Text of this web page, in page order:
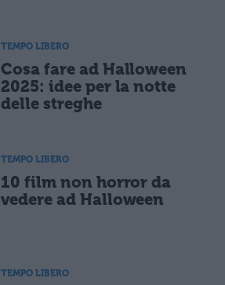
TEMPO LIBERO
Cosa fare ad Halloween
2025: idee per la notte
delle streghe
TEMPO LIBERO
10 film non horror da
vedere ad Halloween
TEMPO LIBERO